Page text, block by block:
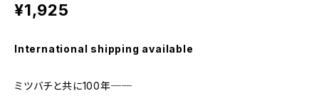
¥1,925
International shipping available
ミツバチと共に100年──